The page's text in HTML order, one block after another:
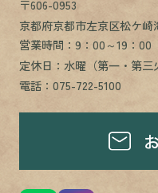
〒606-0953
京都府京都市左京区松ケ崎
営業時間：9：00～19：00
定休日：水曜（第一・第三
電話：075-722-5100